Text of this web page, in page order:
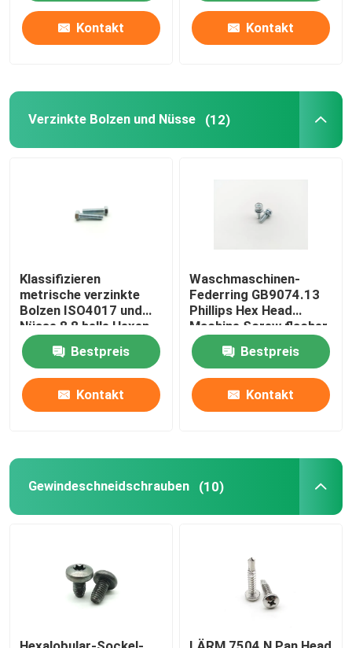
Kontakt Kontakt
Verzinkte Bolzen und Nüsse (12)
Klassifizieren
metrische verzinkte
Bolzen ISO4017 und
Nüsse 8,8 helle Hexen-
Kappen-Hexen-
Schraubbolzen BZP
Bestpreis
Kontakt
Waschmaschinen-
Federring GB9074.13
Phillips Hex Head
Machine Screw flacher
Bestpreis
Kontakt
Gewindeschneidschrauben (10)